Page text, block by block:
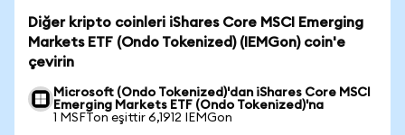
Diğer kripto coinleri iShares Core MSCI Emerging
Markets ETF (Ondo Tokenized) (IEMGon) coin'e
çevirin
Microsoft (Ondo Tokenized)'dan iShares Core MSCI
Emerging Markets ETF (Ondo Tokenized)'na
1 MSFTon eşittir 6,1912 IEMGon